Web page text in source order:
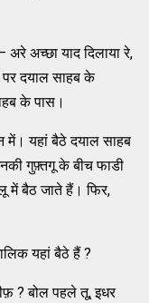
अरे अच्छा याद दिलाया रे,
पर दयाल साहब के
के पास।
यहां बैठे दयाल साहब
गुफ़्तगू के बीच फाडी
में बैठ जाते हैं। फिर,
यहां बैठे हैं ?
? बोल पहले तू, इधर